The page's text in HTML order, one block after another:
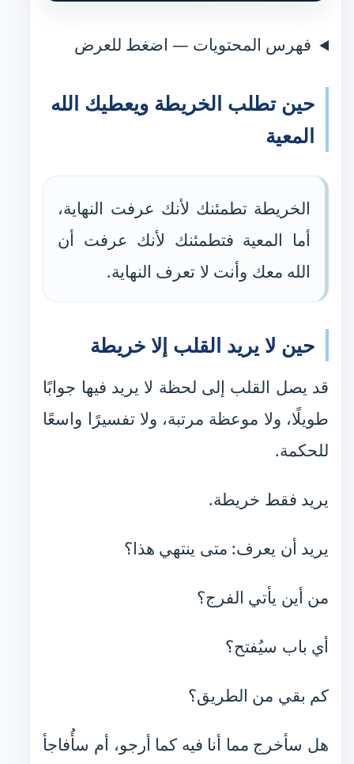
فهرس المحتويات — اضغط للعرض
حين تطلب الخريطة ويعطيك الله
المعية
الخريطة تطمئنك لأنك عرفت النهاية،
أما المعية فتطمئنك لأنك عرفت أن
الله معك وأنت لا تعرف النهاية.
حين لا يريد القلب إلا خريطة
قد يصل القلب إلى لحظة لا يريد فيها جوابًا
طويلًا، ولا موعظة مرتبة، ولا تفسيرًا واسعًا
للحكمة.
يريد فقط خريطة.
يريد أن يعرف: متى ينتهي هذا؟
من أين يأتي الفرج؟
أي باب سيُفتح؟
كم بقي من الطريق؟
هل سأخرج مما أنا فيه كما أرجو، أم سأُفاجأ